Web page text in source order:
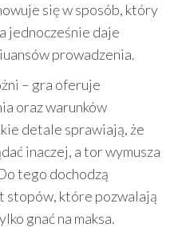
się w sposób, który
jednocześnie daje
prowadzenia.
– gra oferuje
oraz warunków
detale sprawiają, że
inaczej, a tor wymusza
tego dochodzą
stopów, które pozwalają
gnać na maksa.